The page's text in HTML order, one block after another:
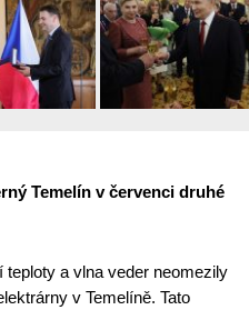
Temelín v červenci druhé
teploty a vlna veder neomezily
v Temelíně. Tato